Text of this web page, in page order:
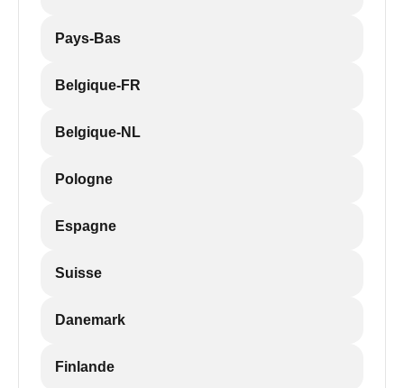
Pays-Bas
Belgique-FR
Belgique-NL
Pologne
Espagne
Suisse
Danemark
Finlande